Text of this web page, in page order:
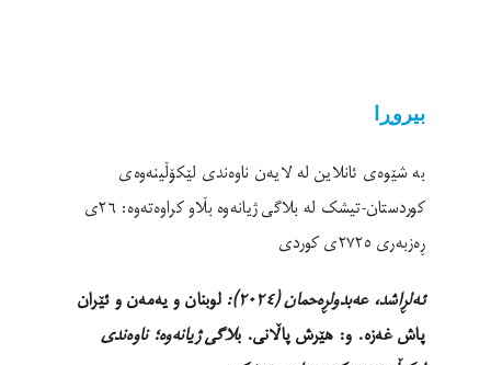
بیروڕا
بە شێوەی ئانلاین لە لایەن ناوەندی لێکۆڵینەوەی
کوردستان-تیشک لە بلاگی ژیانەوە بڵاو کراوەتەوە: ٢٦ی
ڕەزبەری ٢٧٢٥ی کوردی
ئەلڕاشد، عەبدولڕەحمان (٢٠٢٤):
لوبنان و یەمەن و ئێران
پاش غەزە. و: هێرش پاڵانی. بلاگی ژیانەوە؛ ناوەندی